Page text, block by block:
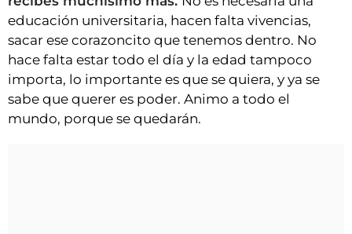
educación universitaria, hacen falta vivencias,
sacar ese corazoncito que tenemos dentro. No
hace falta estar todo el día y la edad tampoco
importa, lo importante es que se quiera, y ya se
sabe que querer es poder. Animo a todo el
mundo, porque se quedarán.